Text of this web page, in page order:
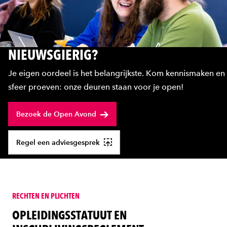
NIEUWSGIERIG?
Je eigen oordeel is het belangrijkste. Kom kennismaken en
sfeer proeven: onze deuren staan voor je open!
Bezoek de Open Avond
Regel een adviesgesprek
RECHTEN EN PLICHTEN
OPLEIDINGSSTATUUT EN